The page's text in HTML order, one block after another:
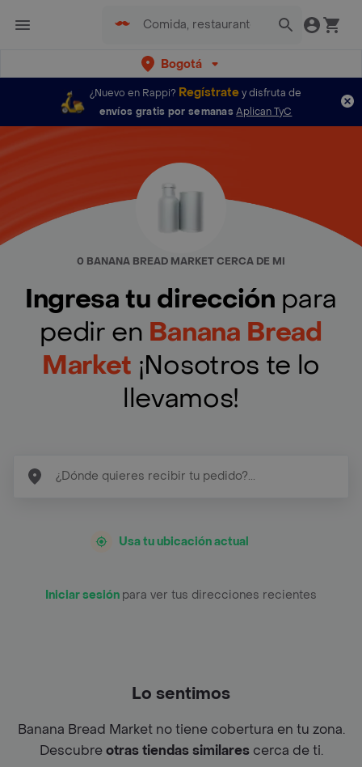
Bogotá
¿Nuevo en Rappi? Regístratey disfruta de
envíos gratis por semanas Aplican TyC
0 BANANA BREAD MARKET CERCA DE MI
Ingresa tu dirección para
pedir en Banana Bread
Market ¡Nosotros te lo
llevamos!
Usa tu ubicación actual
Iniciar sesión para ver tus direcciones recientes
Lo sentimos
Banana Bread Market no tiene cobertura en tu zona.
Descubreotras tiendas similarescerca de ti.